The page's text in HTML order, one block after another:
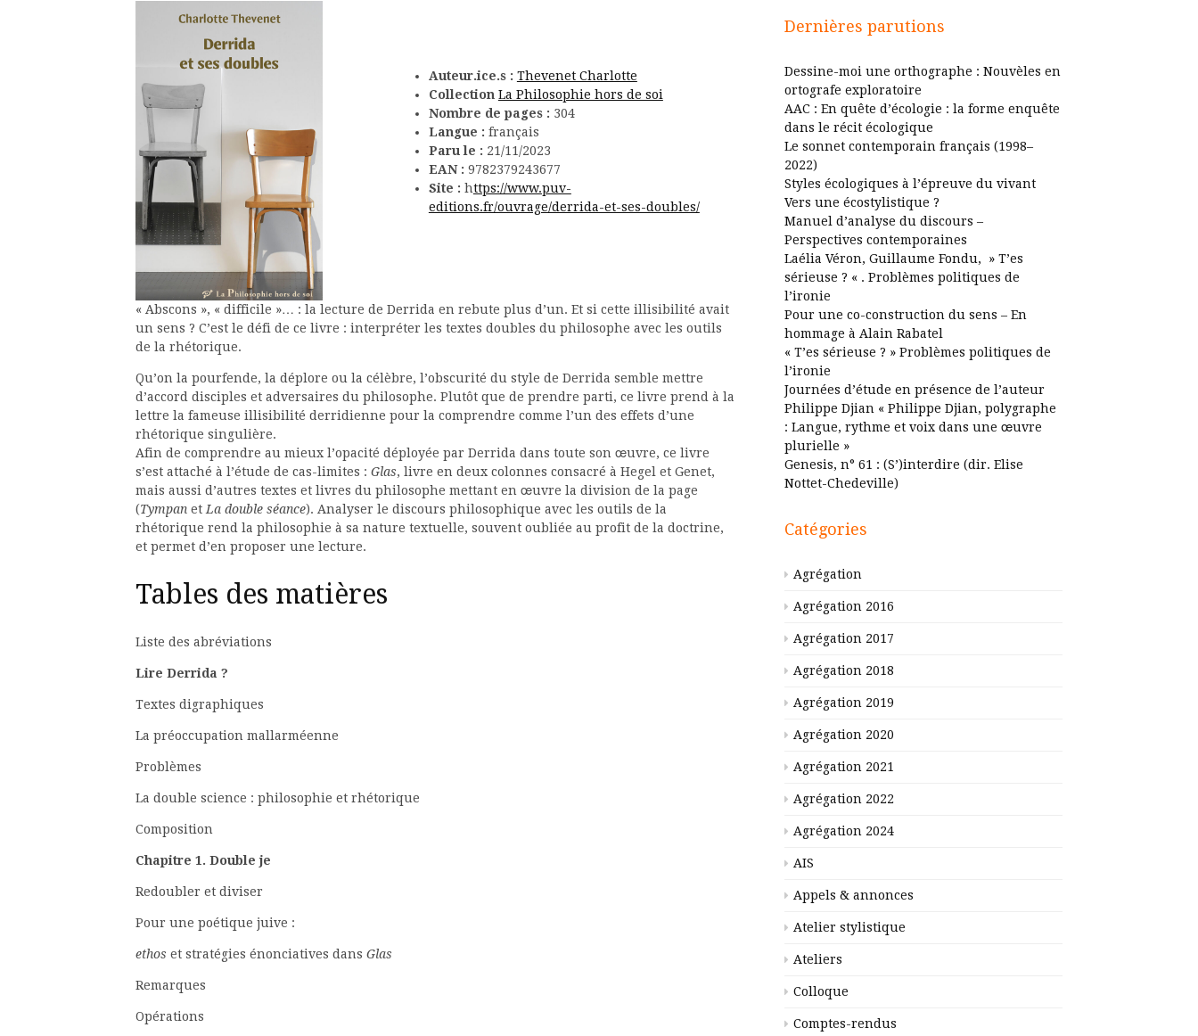
Auteur.ice.s : Thevenet Charlotte
Collection La Philosophie hors de soi
Nombre de pages : 304
Langue : français
Paru le : 21/11/2023
EAN : 9782379243677
Site : https://www.puv-
editions.fr/ouvrage/derrida-et-ses-doubles/
« Abscons », « difficile »… : la lecture de Derrida en rebute plus d’un. Et si cette illisibilité avait
un sens ? C’est le défi de ce livre : interpréter les textes doubles du philosophe avec les outils
de la rhétorique.
Qu’on la pourfende, la déplore ou la célèbre, l’obscurité du style de Derrida semble mettre
d’accord disciples et adversaires du philosophe. Plutôt que de prendre parti, ce livre prend à la
lettre la fameuse illisibilité derridienne pour la comprendre comme l’un des effets d’une
rhétorique singulière.
Afin de comprendre au mieux l’opacité déployée par Derrida dans toute son œuvre, ce livre
s’est attaché à l’étude de cas-limites : Glas, livre en deux colonnes consacré à Hegel et Genet,
mais aussi d’autres textes et livres du philosophe mettant en œuvre la division de la page
(Tympan etLa double séance). Analyser le discours philosophique avec les outils de la
rhétorique rend la philosophie à sa nature textuelle, souvent oubliée au profit de la doctrine,
et permet d’en proposer une lecture.
Tables des matières
Liste des abréviations
Lire Derrida ?
Textes digraphiques
La préoccupation mallarméenne
Problèmes
La double science : philosophie et rhétorique
Composition
Chapitre 1. Double je
Redoubler et diviser
Pour une poétique juive :
ethos et stratégies énonciatives dans Glas
Remarques
Opérations
Dernières parutions
Dessine-moi une orthographe : Nouvèles en
ortografe exploratoire
AAC : En quête d’écologie : la forme enquête
dans le récit écologique
Le sonnet contemporain français (1998–
2022)
Styles écologiques à l’épreuve du vivant
Vers une écostylistique ?
Manuel d’analyse du discours –
Perspectives contemporaines
Laélia Véron, Guillaume Fondu, » T’es
sérieuse ? « . Problèmes politiques de
l’ironie
Pour une co-construction du sens – En
hommage à Alain Rabatel
« T’es sérieuse ? » Problèmes politiques de
l’ironie
Journées d’étude en présence de l’auteur
Philippe Djian « Philippe Djian, polygraphe
: Langue, rythme et voix dans une œuvre
plurielle »
Genesis, n° 61 : (S’)interdire (dir. Elise
Nottet-Chedeville)
Catégories
Agrégation
Agrégation 2016
Agrégation 2017
Agrégation 2018
Agrégation 2019
Agrégation 2020
Agrégation 2021
Agrégation 2022
Agrégation 2024
AIS
Appels & annonces
Atelier stylistique
Ateliers
Colloque
Comptes-rendus